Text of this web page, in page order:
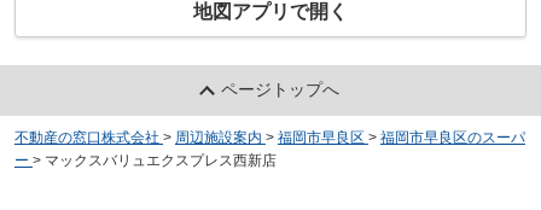
地図アプリで開く
ページトップへ
不動産の窓口株式会社 > 周辺施設案内 > 福岡市早良区 > 福岡市早良区のスーパ
ー > マックスバリュエクスプレス西新店